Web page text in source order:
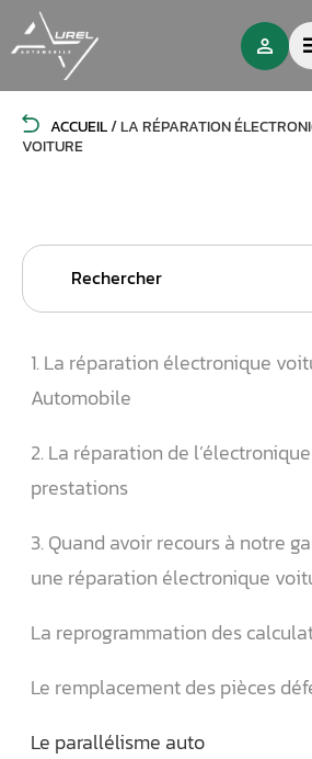
ACCUEIL/LA RÉPARATION
VOITURE
Search
1. La réparation électronique
Automobile
2. La réparation de
prestations
3. Quand avoir recours à notre
une réparation électronique
La reprogrammation des
Le remplacement des pièces
Le parallélisme auto